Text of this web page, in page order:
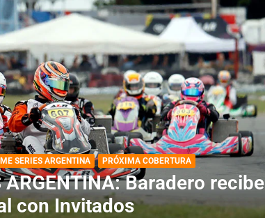
ARGENTINA: Horarios para la